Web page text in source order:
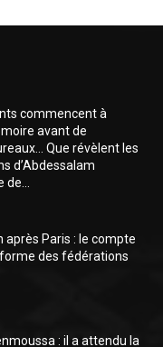
commencent à
avant de
Que révèlent les
d’Abdessalam
après Paris : le compte
des fédérations
: il a attendu la